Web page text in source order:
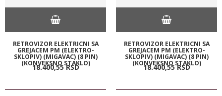
RETROVIZOR ELEKTRICNI SA
GREJACEM PM (ELEKTRO-
SKLOPIV) (MIGAVAC) (8 PIN)
(KONVEKSNO STAKLO)
18.400,55 RSD
RETROVIZOR ELEKTRICNI SA
GREJACEM PM (ELEKTRO-
SKLOPIV) (MIGAVAC) (8 PIN)
(KONVEKSNO STAKLO)
18.400,55 RSD